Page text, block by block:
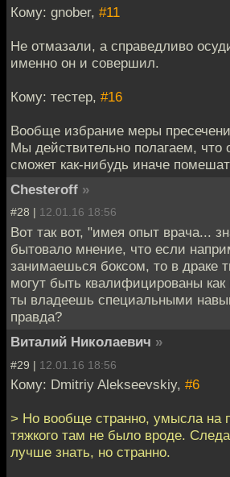
Кому: gnober, #11
Не отмазали, а справедливо
именно он и совершил.
Кому: тестер, #16
Вообще избрание меры
Мы действительно полагаем, что
сможет как-нибудь иначе
Chesteroff »
#28 | 12.01.16 18:56
Вот так вот, "имея опыт врача...
бытовало мнение, что если
занимаешься боксом, то в драке
могут быть квалифицированы как
ты владеешь специальными
правда?
Виталий Николаевич »
#29 | 12.01.16 18:56
Кому: Dmitriy Alekseevskiy, #6
> Но вообще странно, умысла на
тяжкого там не было вроде.
лучше знать, но странно.